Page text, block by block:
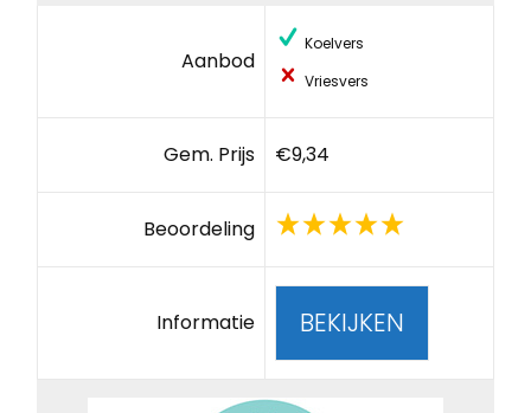
Aanbod
Koelvers
Vriesvers
Gem. Prijs €9,34
Beoordeling
Informatie BEKIJKEN